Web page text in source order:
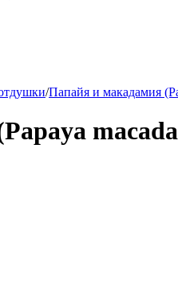
/Папайя и макадамия